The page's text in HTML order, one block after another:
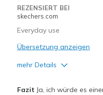
Sizing
View On Shoes
I'm Into
REZENSIERT BEI
skechers.com
Everyday use
Übersetzung anzeigen
mehr Details
Fazit Ja, ich würde es